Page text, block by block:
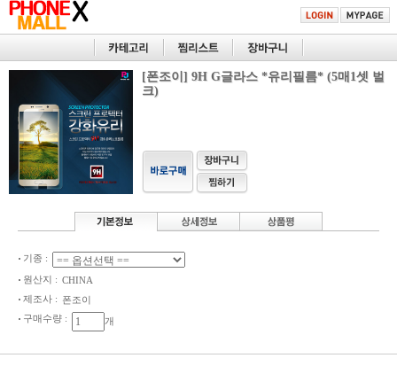
[폰조이] 9H G글라스 *유리필름* (5매1셋 벌
크)
기종 :
원산지 : CHINA
제조사 : 폰조이
구매수량 : 개